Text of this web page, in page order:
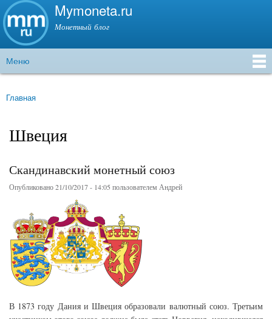
Перейти к
содержанию
Mymoneta.ru
Монетный блог
Главное меню
Меню
Вы здесь
Главная
Швеция
Скандинавский монетный союз
Опубликовано 21/10/2017 - 14:05 пользователем Андрей
В 1873 году Дания и Швеция образовали валютный союз. Третьим